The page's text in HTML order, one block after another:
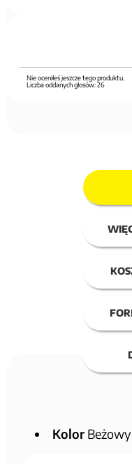
Nie oceniłeś jeszcze tego produktu.
Liczba oddanych głosów:26
Kolor Beżowy